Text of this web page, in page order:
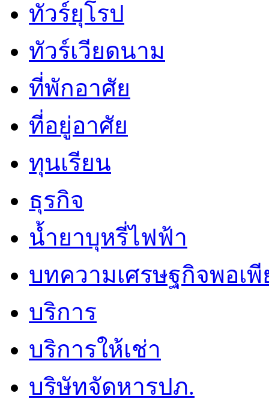
ทัวร์ยุโรป
ทัวร์เวียดนาม
ที่พักอาศัย
ที่อยู่อาศัย
ทุนเรียน
ธุรกิจ
น้ำยาบุหรี่ไฟฟ้า
บทความเศรษฐกิจพอเพี
บริการ
บริการให้เช่า
บริษัทจัดหารปภ.